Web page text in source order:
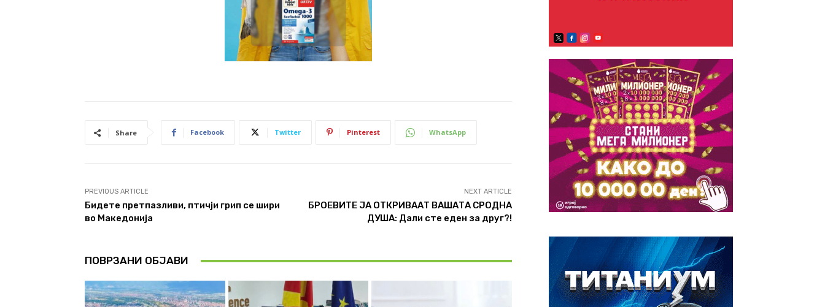
Share Facebook Twitter Pinterest WhatsApp
PREVIOUS ARTICLE
Бидете претпазливи, птичји грип се шири
во Македонија
NEXT ARTICLE
БРОЕВИТЕ ЈА ОТКРИВААТ ВАШАТА СРОДНА
ДУША: Дали сте еден за друг?!
ПОВРЗАНИ ОБЈАВИ